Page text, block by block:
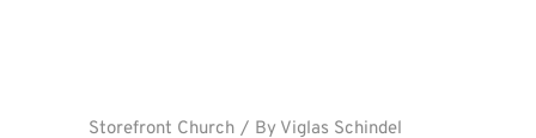
Storefront Church By Viglas Schindel